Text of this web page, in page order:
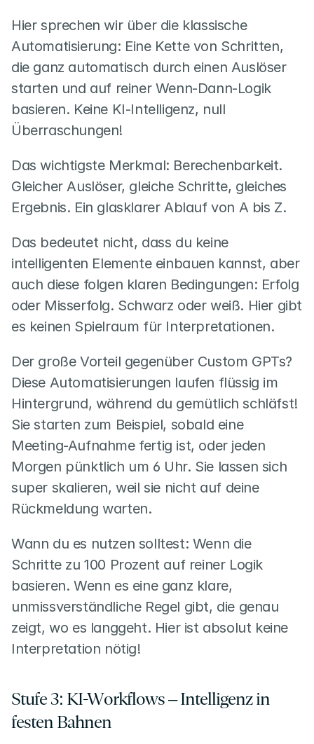
Hier sprechen wir über die klassische
Automatisierung: Eine Kette von Schritten,
die ganz automatisch durch einen Auslöser
starten und auf reiner Wenn-Dann-Logik
basieren. Keine KI-Intelligenz, null
Überraschungen!
Das wichtigste Merkmal: Berechenbarkeit.
Gleicher Auslöser, gleiche Schritte, gleiches
Ergebnis. Ein glasklarer Ablauf von A bis Z.
Das bedeutet nicht, dass du keine
intelligenten Elemente einbauen kannst, aber
auch diese folgen klaren Bedingungen: Erfolg
oder Misserfolg. Schwarz oder weiß. Hier gibt
es keinen Spielraum für Interpretationen.
Der große Vorteil gegenüber Custom GPTs?
Diese Automatisierungen laufen flüssig im
Hintergrund, während du gemütlich schläfst!
Sie starten zum Beispiel, sobald eine
Meeting-Aufnahme fertig ist, oder jeden
Morgen pünktlich um 6 Uhr. Sie lassen sich
super skalieren, weil sie nicht auf deine
Rückmeldung warten.
Wann du es nutzen solltest: Wenn die
Schritte zu 100 Prozent auf reiner Logik
basieren. Wenn es eine ganz klare,
unmissverständliche Regel gibt, die genau
zeigt, wo es langgeht. Hier ist absolut keine
Interpretation nötig!
Stufe 3: KI-Workflows – Intelligenz in
festen Bahnen